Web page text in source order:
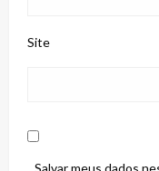
Site
Salvar meus dados